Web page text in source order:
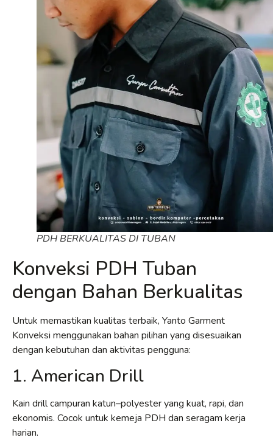
PDH BERKUALITAS DI TUBAN
Konveksi PDH Tuban
dengan Bahan Berkualitas
Untuk memastikan kualitas terbaik, Yanto Garment
Konveksi menggunakan bahan pilihan yang disesuaikan
dengan kebutuhan dan aktivitas pengguna:
1. American Drill
Kain drill campuran katun–polyester yang kuat, rapi, dan
ekonomis. Cocok untuk kemeja PDH dan seragam kerja
harian.